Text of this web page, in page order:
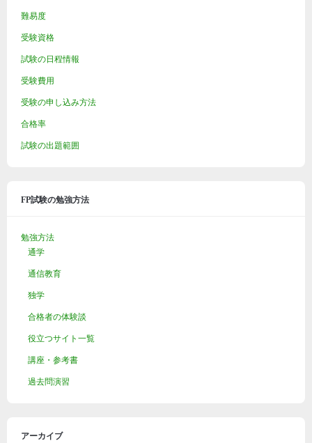
難易度
受験資格
試験の日程情報
受験費用
受験の申し込み方法
合格率
試験の出題範囲
FP試験の勉強方法
勉強方法
通学
通信教育
独学
合格者の体験談
役立つサイト一覧
講座・参考書
過去問演習
アーカイブ